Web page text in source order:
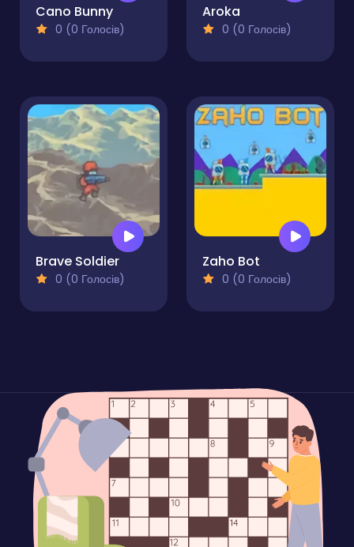
Cano Bunny
0 (0 Голосів)
Aroka
0 (0 Голосів)
Brave Soldier
0 (0 Голосів)
Zaho Bot
0 (0 Голосів)